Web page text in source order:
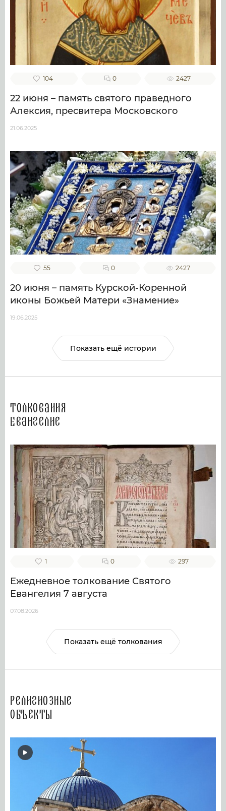
104 0 2427
22 июня – память святого праведного
Алексия, пресвитера Московского
21.06.2025
55 0 2427
20 июня – память Курской-Коренной
иконы Божьей Матери «Знамение»
19.06.2025
Показать ещё истории
Толкования
Евангелие
1 0 297
Ежедневное толкование Святого
Евангелия 7 августа
07.08.2026
Показать ещё толкования
Религиозные
объекты